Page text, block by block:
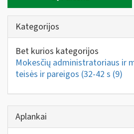
Kategorijos
Bet kurios kategorijos
Mokesčių administratoriaus ir
teisės ir pareigos (32-42 s (9)
Aplankai